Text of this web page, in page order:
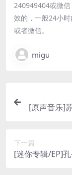
240949404或微
效的，一般24小
或者微信。
migu
[原声音乐]
下一篇
[迷你专辑/EP]